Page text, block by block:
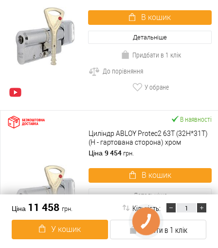
Ціна 11 458 грн. Кількість:
У кошик Купити в 1 клік
В кошик
Детальніше
Придбати в 1 клік
До порівняння
У обране
В наявності
Циліндр ABLOY Protec2 63T (32H*31T)
(H - гартована сторона) хром
полірований
Ціна 9 454 грн.
В кошик
Детальніше
Придбати в 1 клік
До порівняння